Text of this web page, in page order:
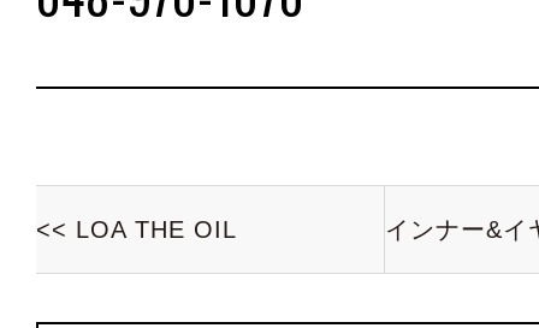
<< LOA THE OIL